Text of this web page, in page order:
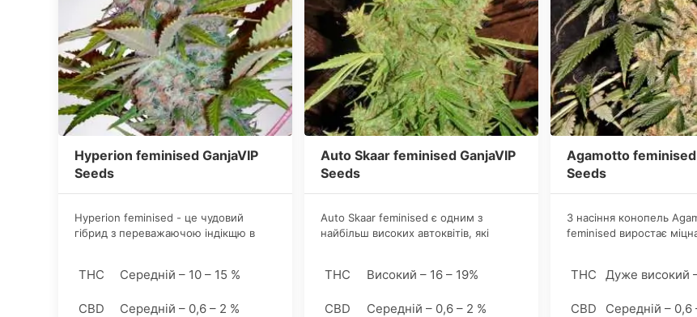
Hyperion feminised GanjaVIP
Seeds
Hyperion feminised - це чудовий
гібрид з переважаючою індікщю в
вершково-сирні нотки з дещицею
THC Середній – 10 – 15 %
CBD Середній – 0,6 – 2 %
Auto Skaar feminised GanjaVIP
Seeds
Auto Skaar feminised є одним з
найбільш високих автоквітів, які
Смолистість шишок неодмінно
коноплярів.
THC Високий – 16 – 19%
CBD Середній – 0,6 – 2 %
Agamotto feminised
Seeds
З насіння конопель
feminised виростає
100 сантиметрів у
до одного надають кущу
THC Дуже високий
CBD Середній – 0,6